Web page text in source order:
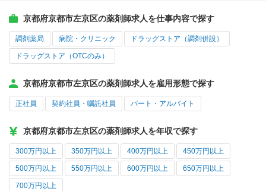
京都府京都市左京区の薬剤師求人を仕事内容で探す
調剤薬局 病院・クリニック ドラッグストア（調剤併設）
ドラッグストア（OTCのみ）
京都府京都市左京区の薬剤師求人を雇用形態で探す
正社員 契約社員・嘱託社員 パート・アルバイト
京都府京都市左京区の薬剤師求人を年収で探す
300万円以上 350万円以上 400万円以上 450万円以上
500万円以上 550万円以上 600万円以上 650万円以上
700万円以上